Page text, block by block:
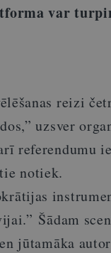
var
reizi
uzsver
referendumu
notiek.
Šādam
jūtamāka